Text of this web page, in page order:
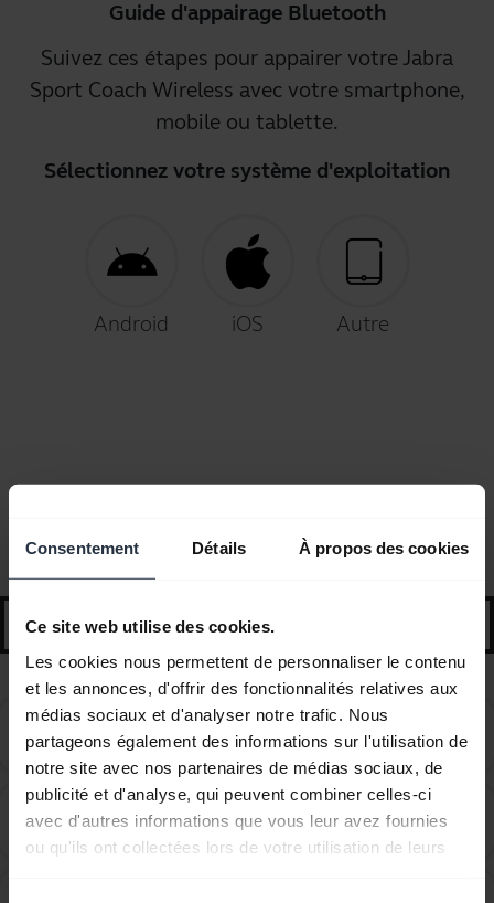
Consentement Détails À propos des cookies
Ce site web utilise des cookies.
Les cookies nous permettent de personnaliser le contenu
et les annonces, d'offrir des fonctionnalités relatives aux
médias sociaux et d'analyser notre trafic. Nous
partageons également des informations sur l'utilisation de
notre site avec nos partenaires de médias sociaux, de
publicité et d'analyse, qui peuvent combiner celles-ci
avec d'autres informations que vous leur avez fournies
ou qu'ils ont collectées lors de votre utilisation de leurs
Guide d'appairage Bluetooth
Suivez ces étapes pour appairer votre Jabra
Sport Coach Wireless avec votre smartphone,
mobile ou tablette.
Sélectionnez votre système d'exploitation
Android iOS Autre
Conseils et astuces de démarrage
search
Can I use the supplied USB charging cable as an
audio cable?
chevron_right
Combien d'appareils Bluetooth puis-je appairer avec
mon appareil Jabra ?